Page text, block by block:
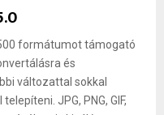
formátumot támogató
és
változattal sokkal
JPG, PNG, GIF,